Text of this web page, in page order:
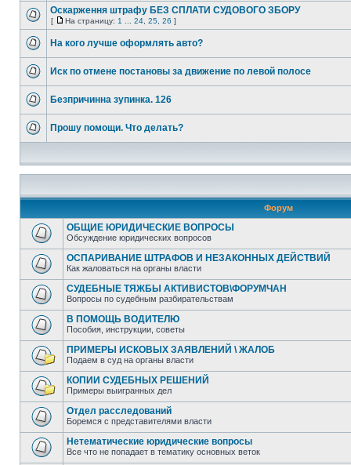
Оскарження штрафу БЕЗ СПЛАТИ СУДОВОГО ЗБОРУ
[ На страницу: 1 24 25 26 ]
На кого лучше оформлять авто?
Иск по отмене постановы за движение по левой полосе
Безпричинна зупинка. 126
Прошу помощи. Что делать?
Форум
ОБЩИЕ ЮРИДИЧЕСКИЕ ВОПРОСЫ
Обсуждение юридических вопросов
ОСПАРИВАНИЕ ШТРАФОВ И НЕЗАКОННЫХ ДЕЙСТВИЙ
Как жаловаться на органы власти
СУДЕБНЫЕ ТЯЖБЫ АКТИВИСТОВ\ФОРУМЧАН
Вопросы по судебным разбирательствам
В ПОМОЩЬ ВОДИТЕЛЮ
Пособия, инструкции, советы
ПРИМЕРЫ ИСКОВЫХ ЗАЯВЛЕНИЙ \ ЖАЛОБ
Подаем в суд на органы власти
КОПИИ СУДЕБНЫХ РЕШЕНИЙ
Примеры выигранных дел
Отдел расследований
Боремся с представителями власти
Нетематические юридические вопросы
Все что не попадает в тематику основных веток